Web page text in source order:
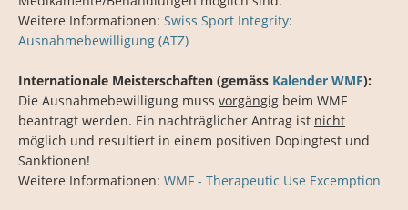
Weitere Informationen: Swiss Sport Integrity:
Ausnahmebewilligung (ATZ)
Internationale Meisterschaften (gemäss Kalender WMF):
Die Ausnahmebewilligung muss vorgängig beim WMF
beantragt werden. Ein nachträglicher Antrag ist nicht
möglich und resultiert in einem positiven Dopingtest und
Sanktionen!
Weitere Informationen: WMF - Therapeutic Use Excemption